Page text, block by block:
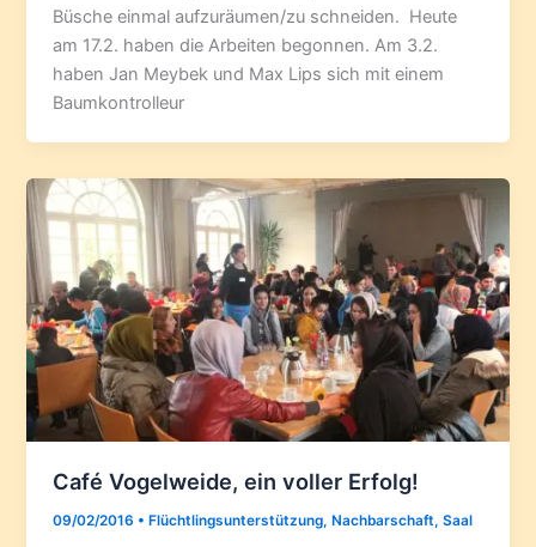
Büsche einmal aufzuräumen/zu schneiden. Heute
am 17.2. haben die Arbeiten begonnen. Am 3.2.
haben Jan Meybek und Max Lips sich mit einem
Baumkontrolleur
Café Vogelweide, ein voller Erfolg!
09/02/2016 •Flüchtlingsunterstützung,Nachbarschaft,Saal